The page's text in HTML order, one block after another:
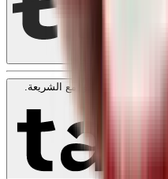
. بدون رسوم. متوافق مع الشريعة.